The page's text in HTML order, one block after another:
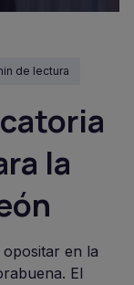
de lectura
la
en la
El